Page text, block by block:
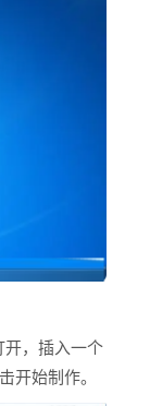
开，插入一个
开始制作。